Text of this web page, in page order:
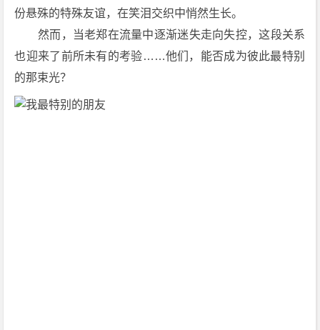
载
份悬殊的特殊友谊，在笑泪交织中悄然生长。
然而，当老郑在流量中逐渐迷失走向失控，这段关系
也迎来了前所未有的考验……他们，能否成为彼此最特别
的那束光？